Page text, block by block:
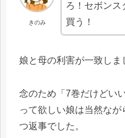
きのみ
ろ！セボンス
買う！
娘と母の利害が一致しま
念のため「7巻だけどい
って欲しい娘は当然な
つ返事でした。